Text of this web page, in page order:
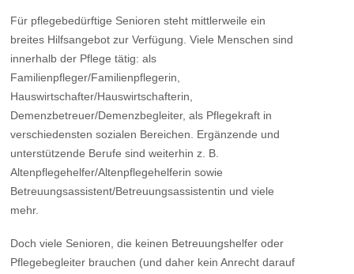
Für pflegebedürftige Senioren steht mittlerweile ein
breites Hilfsangebot zur Verfügung. Viele Menschen sind
innerhalb der Pflege tätig: als
Familienpfleger/Familienpflegerin,
Hauswirtschafter/Hauswirtschafterin,
Demenzbetreuer/Demenzbegleiter, als Pflegekraft in
verschiedensten sozialen Bereichen. Ergänzende und
unterstützende Berufe sind weiterhin z. B.
Altenpflegehelfer/Altenpflegehelferin sowie
Betreuungsassistent/Betreuungsassistentin und viele
mehr.
Doch viele Senioren, die keinen Betreuungshelfer oder
Pflegebegleiter brauchen (und daher kein Anrecht darauf